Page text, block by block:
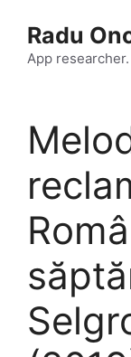
content
Radu
App